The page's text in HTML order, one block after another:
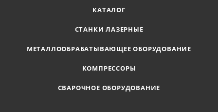
КАТАЛОГ
СТАНКИ ЛАЗЕРНЫЕ
МЕТАЛЛООБРАБАТЫВАЮЩЕЕ ОБОРУДОВАНИЕ
КОМПРЕССОРЫ
СВАРОЧНОЕ ОБОРУДОВАНИЕ